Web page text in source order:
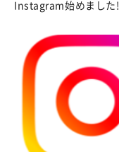
Instagram始めました!